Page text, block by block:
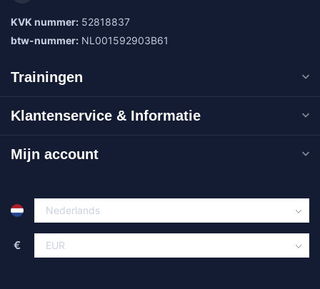
KVK nummer: 52818837
btw-nummer: NL001592903B61
Trainingen
Klantenservice & Informatie
Mijn account
€